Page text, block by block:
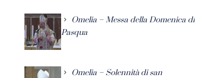
Omelia – Messa della Domenica di
Pasqua
Omelia – Solennità di san